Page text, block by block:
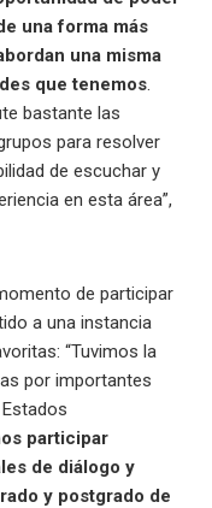
una forma más
una misma
que tenemos.
bastante las
para resolver
de escuchar y
en esta área”,
de participar
a una instancia
“Tuvimos la
por importantes
participar
de diálogo y
y postgrado de